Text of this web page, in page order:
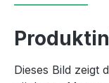
Dieses Bild zeigt